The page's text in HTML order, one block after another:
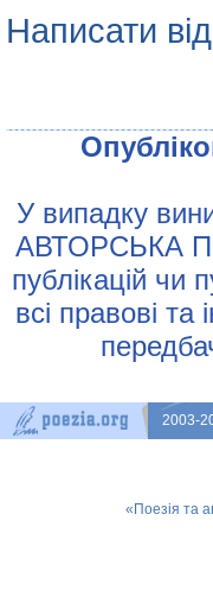
Написати
У випадку
АВТОРСЬКА
публiкацiй чи
всi правовi та
2003-
«Поезія та